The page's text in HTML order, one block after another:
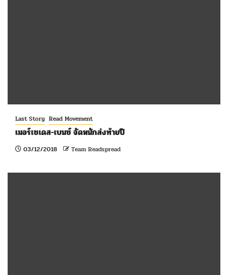
Last Story Read Movement
เมอร์เซเดส-เบนซ์ จัดหนักส่งท้ายปี
03/12/2018 Team Readspread